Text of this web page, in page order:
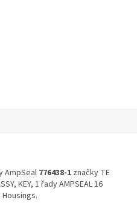
AmpSeal 776438-1 značky TE
KEY, 1 řady AMPSEAL 16